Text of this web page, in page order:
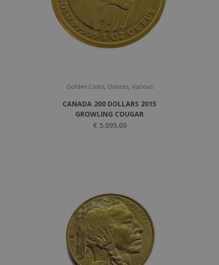
Golden Coins, Ounces, Various
CANADA 200 DOLLARS 2015
GROWLING COUGAR
€ 5.095,00